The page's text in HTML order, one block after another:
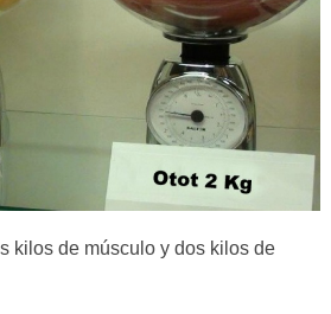
kilos de músculo y dos kilos de